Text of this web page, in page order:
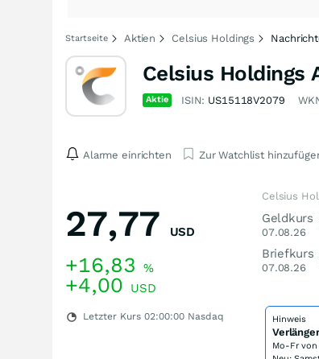
Startseite Aktien Celsius Holdings
Celsius Holdings
Aktie ISIN: US15118V2079
Alarme einrichten Zur Watchlist
27,77 USD
+16,83 %
+4,00 USD
Letzter Kurs 02:00:00 Nasdaq
Celsius
Geldkurs
07.08.26
Briefkurs
07.08.26
Hinweis
Mo-Fr von